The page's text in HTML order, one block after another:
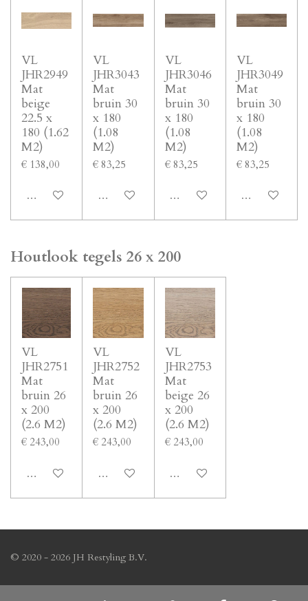
VL
JHR2949
Mat
beige
22.5 x
180 (1.62
M2)
€ 138,00
In winkelwagen
VL
JHR3043
Mat
bruin 30
x 180
(1.08
M2)
€ 83,25
In winkelwagen
VL
JHR3046
Mat
bruin 30
x 180
(1.08
M2)
€ 83,25
In winkelwagen
VL
JHR3049
Mat
bruin 30
x 180
(1.08
M2)
€ 83,25
In
Houtlook tegels 26 x 200
VL
JHR2751
Mat
bruin 26
x 200
(2.6 M2)
€ 243,00
In winkelwagen
VL
JHR2752
Mat
bruin 26
x 200
(2.6 M2)
€ 243,00
In winkelwagen
VL
JHR2753
Mat
beige 26
x 200
(2.6 M2)
€ 243,00
In winkelwagen
© 2020 - 2026 JH Restyling B.V.